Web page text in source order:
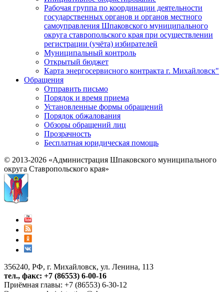
Рабочая группа по координации деятельности
государственных органов и органов местного
самоуправления Шпаковского муниципального
округа ставропольского края при осуществлении
регистрации (учёта) избирателей
Муниципальный контроль
Открытый бюджет
Карта энергосервисного контракта г. Михайловск"
Обращения
Отправить письмо
Порядок и время приема
Установленные формы обращений
Порядок обжалования
Обзоры обращений лиц
Прозрачность
Бесплатная юридическая помощь
© 2013-2026 «Администрация Шпаковского муниципального
округа Ставропольского края»
356240, РФ, г. Михайловск, ул. Ленина, 113
тел., факс: +7 (86553) 6-00-16
Приёмная главы: +7 (86553) 6-30-12